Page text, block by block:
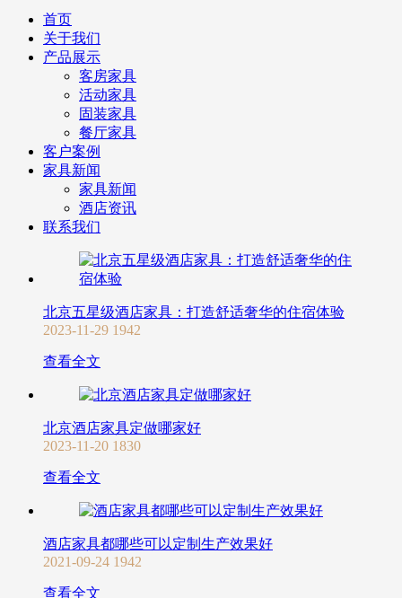
首页
关于我们
产品展示
客房家具
活动家具
固装家具
餐厅家具
客户案例
家具新闻
家具新闻
酒店资讯
联系我们
北京五星级酒店家具：打造舒适奢华的住宿体验
2023-11-29 1942
查看全文
北京酒店家具定做哪家好
2023-11-20 1830
查看全文
酒店家具都哪些可以定制生产效果好
2021-09-24 1942
查看全文